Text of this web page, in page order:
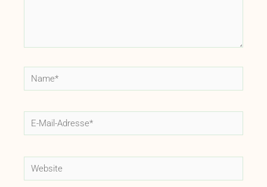
Name*
Mail-
Website